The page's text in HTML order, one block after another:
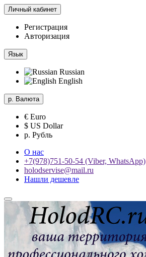
Личный кабинет
Регистрация
Авторизация
Язык
Russian
English
р. Валюта
€ Euro
$ US Dollar
р. Рубль
О нас
+7(978)751-50-54 (Viber, WhatsApp)
holodservise@mail.ru
Нашли дешевле